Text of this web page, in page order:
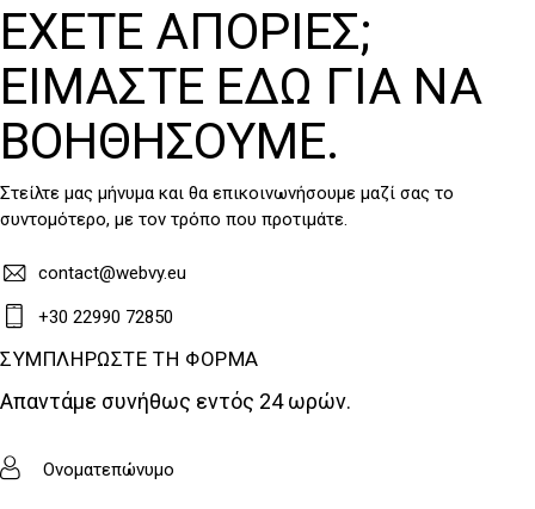
ΈΧΕΤΕ ΑΠΟΡΊΕΣ;
ΕΊΜΑΣΤΕ ΕΔΏ ΓΙΑ ΝΑ
ΒΟΗΘΉΣΟΥΜΕ.
Στείλτε μας μήνυμα και θα επικοινωνήσουμε μαζί σας το
συντομότερο, με τον τρόπο που προτιμάτε.
contact@webvy.eu
+30 22990 72850
ΣΥΜΠΛΗΡΏΣΤΕ ΤΗ ΦΌΡΜΑ
Απαντάμε συνήθως εντός 24 ωρών.